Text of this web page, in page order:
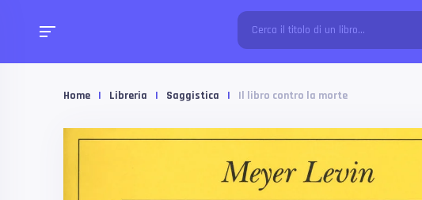
Home | Libreria | Saggistica | Il libro contro la morte